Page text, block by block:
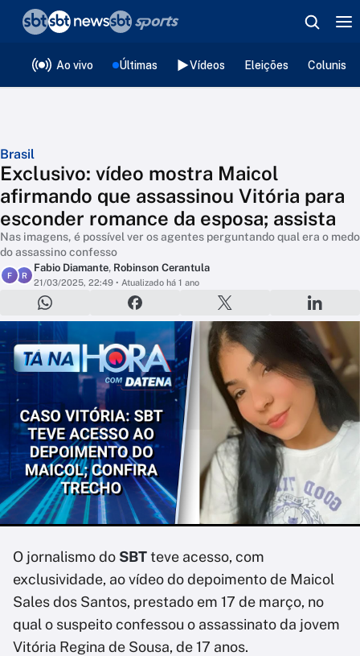
Ao vivo Últimas Vídeos Eleições
Brasil
Exclusivo: vídeo mostra Maicol
afirmando que assassinou Vitória para
esconder romance da esposa; assista
Nas imagens, é possível ver os agentes perguntando qual era o medo
do assassino confesso
F R
Fabio Diamante, Robinson Cerantula
21/03/2025, 22:49 • Atualizado há 1 ano
O jornalismo do SBTteve acesso, com
exclusividade, ao vídeo do depoimento de Maicol
Sales dos Santos, prestado em 17 de março, no
qual o suspeito confessou o assassinato da jovem
Vitória Regina de Sousa, de 17 anos.
❮voltar
Editorias